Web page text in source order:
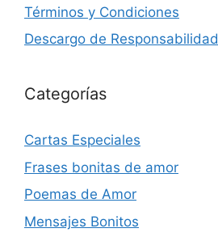
Términos y Condiciones
Descargo de Responsabilidad
Categorías
Cartas Especiales
Frases bonitas de amor
Poemas de Amor
Mensajes Bonitos